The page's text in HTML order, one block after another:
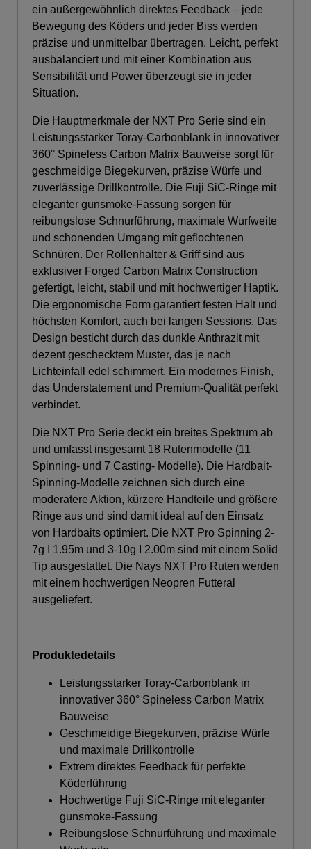
ein außergewöhnlich direktes Feedback – jede
Bewegung des Köders und jeder Biss werden
präzise und unmittelbar übertragen. Leicht, perfekt
ausbalanciert und mit einer Kombination aus
Sensibilität und Power überzeugt sie in jeder
Situation.
Die Hauptmerkmale der NXT Pro Serie sind ein
Leistungsstarker Toray-Carbonblank in innovativer
360° Spineless Carbon Matrix Bauweise sorgt für
geschmeidige Biegekurven, präzise Würfe und
zuverlässige Drillkontrolle. Die Fuji SiC-Ringe mit
eleganter gunsmoke-Fassung sorgen für
reibungslose Schnurführung, maximale Wurfweite
und schonenden Umgang mit geflochtenen
Schnüren. Der Rollenhalter & Griff sind aus
exklusiver Forged Carbon Matrix Construction
gefertigt, leicht, stabil und mit hochwertiger Haptik.
Die ergonomische Form garantiert festen Halt und
höchsten Komfort, auch bei langen Sessions. Das
Design besticht durch das dunkle Anthrazit mit
dezent geschecktem Muster, das je nach
Lichteinfall edel schimmert. Ein modernes Finish,
das Understatement und Premium-Qualität perfekt
verbindet.
Die NXT Pro Serie deckt ein breites Spektrum ab
und umfasst insgesamt 18 Rutenmodelle (11
Spinning- und 7 Casting- Modelle). Die Hardbait-
Spinning-Modelle zeichnen sich durch eine
moderatere Aktion, kürzere Handteile und größere
Ringe aus und sind damit ideal auf den Einsatz
von Hardbaits optimiert. Die NXT Pro Spinning 2-
7g I 1.95m und 3-10g I 2.00m sind mit einem Solid
Tip ausgestattet. Die Nays NXT Pro Ruten werden
mit einem hochwertigen Neopren Futteral
ausgeliefert.
Produktedetails
Leistungsstarker Toray-Carbonblank in
innovativer 360° Spineless Carbon Matrix
Bauweise
Geschmeidige Biegekurven, präzise Würfe
und maximale Drillkontrolle
Extrem direktes Feedback für perfekte
Köderführung
Hochwertige Fuji SiC-Ringe mit eleganter
gunsmoke-Fassung
Reibungslose Schnurführung und maximale